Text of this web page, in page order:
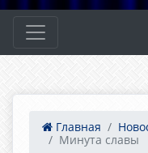
Главная
Минута славы